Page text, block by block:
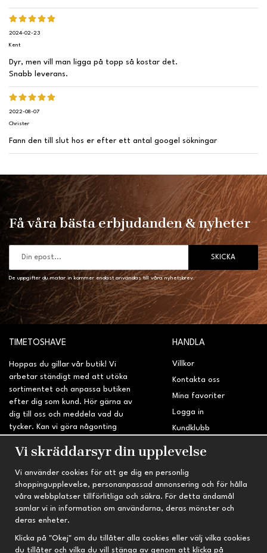
2024-02-23
Kent
Dyr, men vill man ligga på topp så kostar det.
Snabb leverans.
2022-08-07
Christer
Fann den till slut hos er efter ett antal googel sökningar
Få våra bästa erbjudanden & nyheter
SKICKA
De uppgifter du matar in kommer endast användas till våra nyhetsbrev.
TIMETOSHAVE
Hoppas du gillar vår butik! Vi
arbetar ständigt med att utöka
sortimentet och anpassa butiken
efter dig som kund. Hör gärna av
dig till oss och meddela vad du
tycker. Kan vi göra någonting
sidan?
HANDLA
Villkor
Kontakta oss
Mina favoriter
Logga in
Kundklubb
Retur & Reklamation
INFORMATION
Om oss
Nyheter
Nyhetsbrev
TRYGG HANDEL
Fri frakt vid köp över 695 kr
Kvalitetsprodukter till kanonpris
Vi skräddarsyr din upplevelse
Vi använder cookies för att ge dig en personlig
shoppingupplevelse, personanpassad annonsering och för hålla
våra webbplatser tillförlitliga och säkra. För detta ändamål
samlar vi in information om användarna, deras mönster och
deras enheter.
Klicka på "Okej" om du tillåter alla cookies eller välj vilka cookies
du tillåter och vilka du vill stänga av genom att klicka på